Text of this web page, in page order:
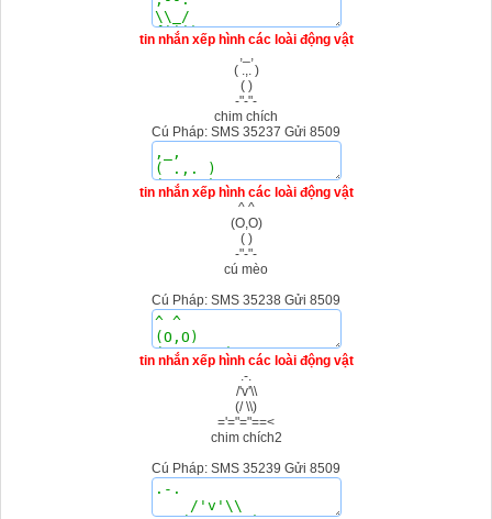
tin nhắn xếp hình các loài động vật
,_,
( .,. )
( )
-"-"-
chim chích
Cú Pháp: SMS 35237 Gửi 8509
tin nhắn xếp hình các loài động vật
^ ^
(O,O)
( )
-"-"-
cú mèo
Cú Pháp: SMS 35238 Gửi 8509
tin nhắn xếp hình các loài động vật
.-.
/'v'\\
(/ \\)
='="="==<
chim chích2
Cú Pháp: SMS 35239 Gửi 8509